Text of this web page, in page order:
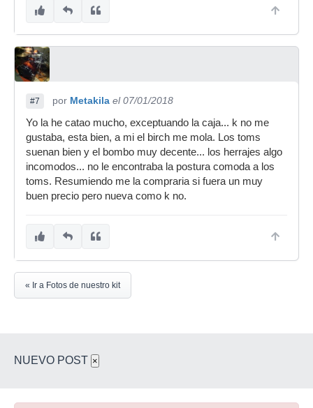
#7 por Metakila el 07/01/2018
Yo la he catao mucho, exceptuando la caja... k no me
gustaba, esta bien, a mi el birch me mola. Los toms
suenan bien y el bombo muy decente... los herrajes algo
incomodos... no le encontraba la postura comoda a los
toms. Resumiendo me la compraria si fuera un muy
buen precio pero nueva como k no.
« Ir a Fotos de nuestro kit
NUEVO POST ×